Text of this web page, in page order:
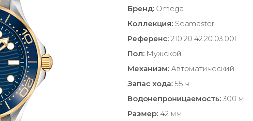
Бренд: Omega
Коллекция: Seamaster
Референс: 210.20.42.20.03.001
Пол: Мужской
Механизм: Автоматический
Запас хода: 55 ч.
Водонепроницаемость: 300 м
Размер: 42 мм